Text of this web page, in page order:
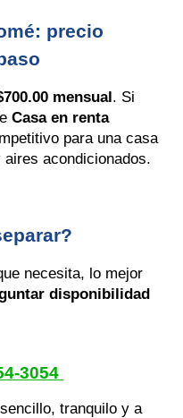
precio
700.00 mensual. Si
Casa en renta
para una casa
acondicionados.
necesita, lo mejor
disponibilidad
3054
tranquilo y a